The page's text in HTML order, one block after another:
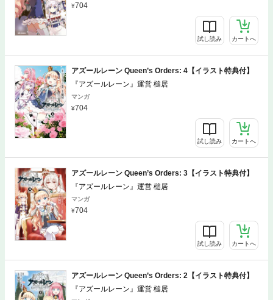
704
試し読み カートへ
アズールレーン Queen’s Orders: 4【イラスト特典付】
『アズールレーン』運営 槌居
マンガ
704
試し読み カートへ
アズールレーン Queen’s Orders: 3【イラスト特典付】
『アズールレーン』運営 槌居
マンガ
704
試し読み カートへ
アズールレーン Queen’s Orders: 2【イラスト特典付】
『アズールレーン』運営 槌居